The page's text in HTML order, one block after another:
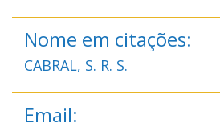
Nome em citações:
CABRAL, S. R. S.
Email: